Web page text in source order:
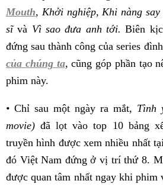
Mouth, Khởi nghiệp, Khi nàng
sĩvà Vì sao đưa anh tới. Biên
đứng sau thành công của series
của chúng ta, cũng góp phần tạo
phim này.
• Chỉ sau một ngày ra mắt, Tình
movie) đã lọt vào top 10 bảng
truyền hình được xem nhiều nhất
đó Việt Nam đứng ở vị trí thứ 8.
được quan tâm nhất ngay khi phim